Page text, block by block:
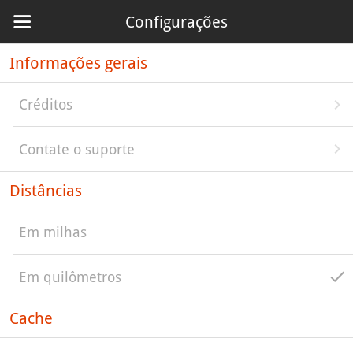
Configurações
Informações gerais
Créditos
Contate o suporte
Distâncias
Em milhas
Em quilômetros
Cache